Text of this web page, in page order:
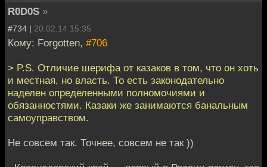
R0D0S »
#734 | 20.02.14 15:35
Кому: Forgotten, #706
> P.S. Отличие шерифа от казаков в том, что он хоть
и местная, но власть. То есть законодательно
наделен определенными полномочиями и
обязанностями. Казаки же занимаются банальным
самоуправством.
Не совсем так. Точнее, совсем не так ))